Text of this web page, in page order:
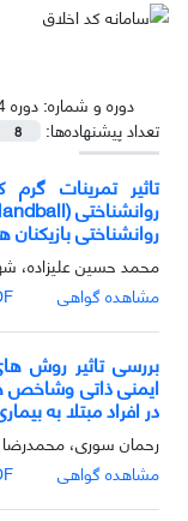
دوره و شماره:دوره 1404، اسفند، زمستان 1404
تعداد پیشنهاده‌ها:
8
تاثیر تمرینات
روانشناختی بازیکنان
محمد حسین علیزاده،
مشاهده گواهی
PDF
بررسی تاثیر روش
ایمنی ذاتی وشاخص
در افراد مبتلا به
رحمان سوری،
مشاهده گواهی
PDF